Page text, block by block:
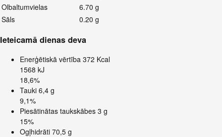
Olbaltumvielas
6.70 g
Sāls
0.20 g
Ieteicamā dienas deva
Enerģētiskā vērtība 372 Kcal
1568 kJ
18,6%
Tauki 6,4 g
9,1%
Piesātinātas taukskābes 3 g
15%
Ogļhidrāti 70,5 g